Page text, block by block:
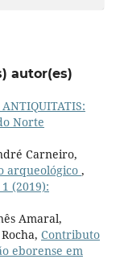
autor(es)
Norte
Carneiro,
arqueológico ,
(2019):
Amaral,
Contributo
eborense em